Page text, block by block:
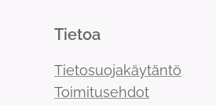
Tietoa
Tietosuojakäytäntö
Toimitusehdot